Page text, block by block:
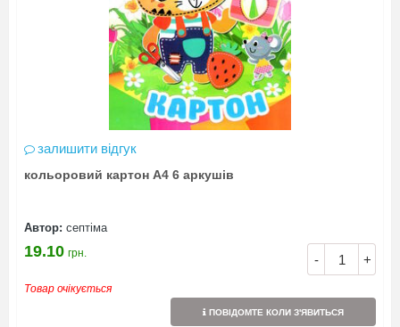
залишити відгук
кольоровий картон А4 6 аркушів
Автор: септіма
- +
19.10 грн.
Товар очікується
ПОВІДОМТЕ КОЛИ З'ЯВИТЬСЯ